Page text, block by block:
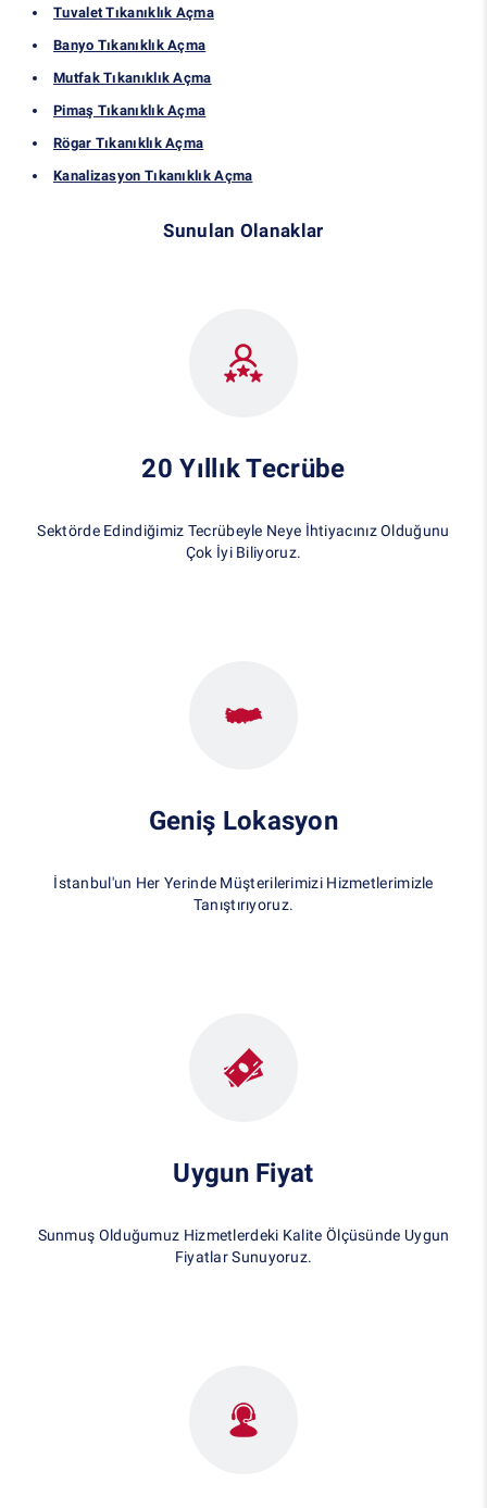
Tuvalet Tıkanıklık Açma
Banyo Tıkanıklık Açma
Mutfak Tıkanıklık Açma
Pimaş Tıkanıklık Açma
Rögar Tıkanıklık Açma
Kanalizasyon Tıkanıklık Açma
Sunulan Olanaklar
20 Yıllık Tecrübe
Sektörde Edindiğimiz Tecrübeyle Neye İhtiyacınız Olduğunu
Çok İyi Biliyoruz.
Geniş Lokasyon
İstanbul'un Her Yerinde Müşterilerimizi Hizmetlerimizle
Tanıştırıyoruz.
Uygun Fiyat
Sunmuş Olduğumuz Hizmetlerdeki Kalite Ölçüsünde Uygun
Fiyatlar Sunuyoruz.